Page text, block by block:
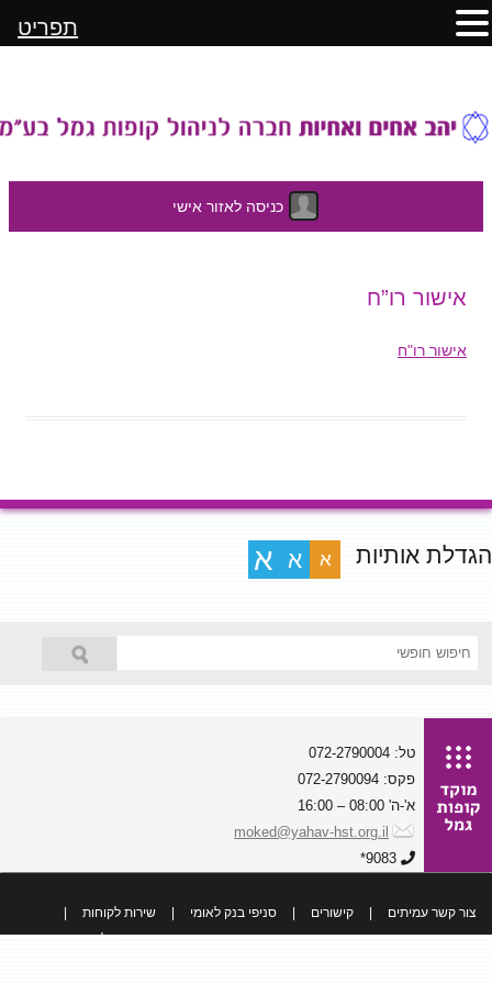
כניסה לאזור אישי
אישור רו”ח
אישור רו"ח
הגדלת אותיות א א א
טל: 072-2790004
פקס: 072-2790094
א'-ה' 08:00 – 16:00
moked@yahav-hst.org.il
9083*
צור קשר עמיתים קישורים סניפי בנק לאומי שירות לקוחות
כל הזכויות שמורות
תפריט